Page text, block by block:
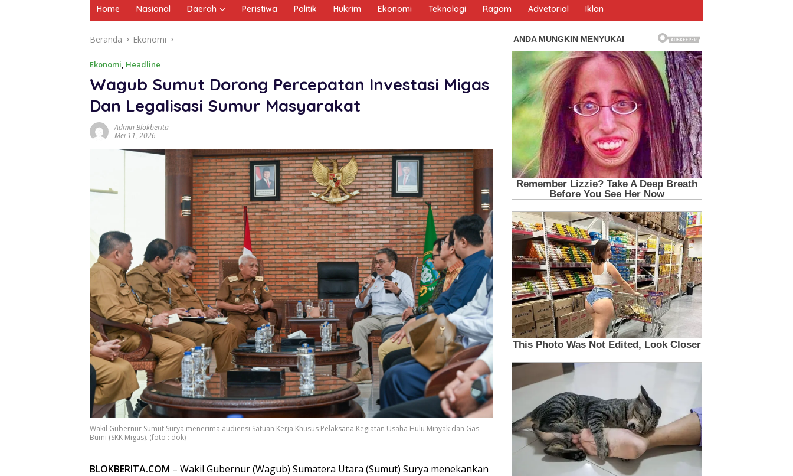
Home Nasional Daerah Peristiwa Politik Hukrim Ekonomi Teknologi Ragam Advetorial Iklan
Beranda Ekonomi
Ekonomi Headline
Wagub Sumut Dorong Percepatan Investasi Migas
Dan Legalisasi Sumur Masyarakat
Admin Blokberita
Mei 11, 2026
Wakil Gubernur Sumut Surya menerima audiensi Satuan Kerja Khusus Pelaksana Kegiatan Usaha Hulu Minyak dan Gas
Bumi (SKK Migas). (foto : dok)
BLOKBERITA.COM – Wakil Gubernur (Wagub) Sumatera Utara (Sumut) Surya menekankan